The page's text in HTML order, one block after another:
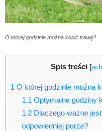
O której godzinie można kosić trawę?
Spis treści [
1 O której godzinie można
1.1Optymalne godziny
1.2Dlaczego ważne
odpowiedniej porze?